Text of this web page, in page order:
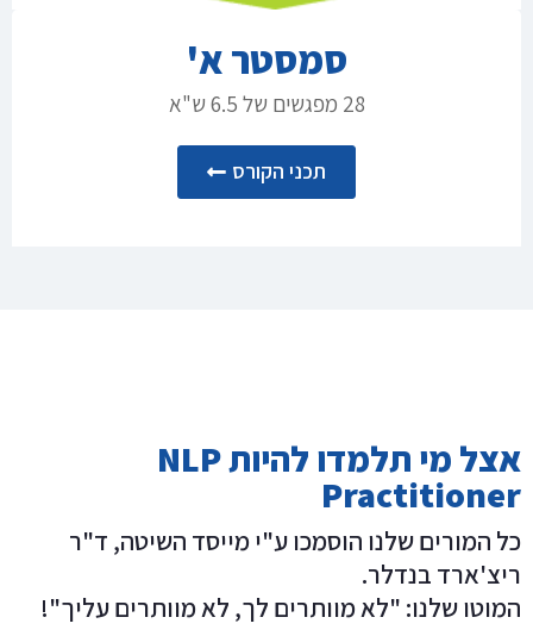
סמסטר א'
28 מפגשים של 6.5 ש"א
תכני הקורס
אצל מי תלמדו להיות NLP
Practitioner
כל המורים שלנו הוסמכו ע"י מייסד השיטה, ד"ר
ריצ'ארד בנדלר.
המוטו שלנו: "לא מוותרים לך, לא מוותרים עליך"!